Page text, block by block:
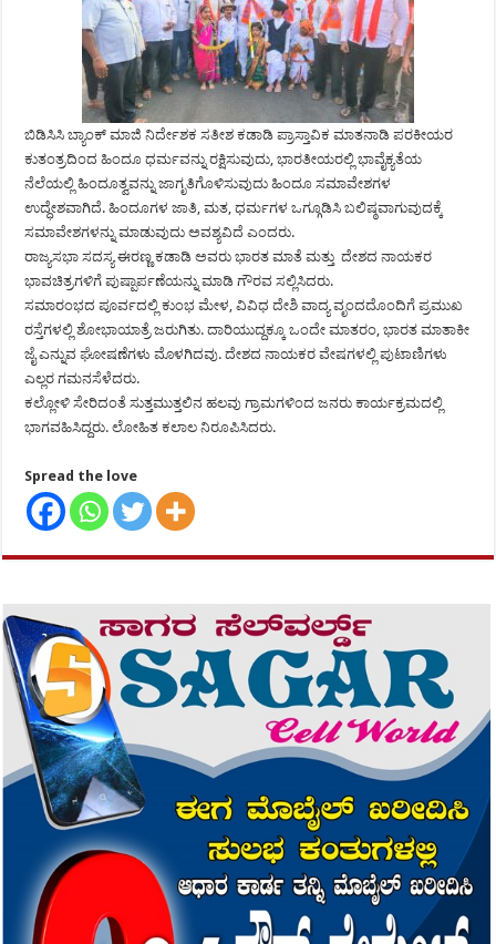
ಬಿಡಿಸಿಸಿ ಬ್ಯಾಂಕ್‌ ಮಾಜಿ ನಿರ್ದೇಶಕ ಸತೀಶ ಕಡಾಡಿ ಪ್ರಾಸ್ತಾವಿಕ ಮಾತನಾಡಿ ಪರಕೀಯರ
ಕುತಂತ್ರದಿಂದ ಹಿಂದೂ ಧರ್ಮವನ್ನು ರಕ್ಷಿಸುವುದು, ಭಾರತೀಯರಲ್ಲಿ ಭಾವೈಕ್ಯತೆಯ
ನೆಲೆಯಲ್ಲಿ ಹಿಂದೂತ್ವವನ್ನು ಜಾಗೃತಿಗೊಳಿಸುವುದು ಹಿಂದೂ ಸಮಾವೇಶಗಳ
ಉದ್ಧೇಶವಾಗಿದೆ. ಹಿಂದೂಗಳ ಜಾತಿ, ಮತ, ಧರ್ಮಗಳ ಒಗ್ಗೂಡಿಸಿ ಬಲಿಷ್ಠವಾಗುವುದಕ್ಕೆ
ಸಮಾವೇಶಗಳನ್ನು ಮಾಡುವುದು ಅವಶ್ಯವಿದೆ ಎಂದರು.
ರಾಜ್ಯಸಭಾ ಸದಸ್ಯ ಈರಣ್ಣ ಕಡಾಡಿ ಅವರು ಭಾರತ ಮಾತೆ ಮತ್ತು ದೇಶದ ನಾಯಕರ
ಭಾವಚಿತ್ರಗಳಿಗೆ ಪುಷ್ಪಾರ್ಪಣೆಯನ್ನು ಮಾಡಿ ಗೌರವ ಸಲ್ಲಿಸಿದರು.
ಸಮಾರಂಭದ ಪೂರ್ವದಲ್ಲಿ ಕುಂಭ ಮೇಳ, ವಿವಿಧ ದೇಶಿ ವಾದ್ಯ ವೃಂದದೊಂದಿಗೆ ಪ್ರಮುಖ
ರಸ್ತೆಗಳಲ್ಲಿ ಶೋಭಾಯಾತ್ರೆ ಜರುಗಿತು. ದಾರಿಯುದ್ದಕ್ಕೂ ಒಂದೇ ಮಾತರಂ, ಭಾರತ ಮಾತಾಕೀ
ಜೈ ಎನ್ನುವ ಘೋಷಣೆಗಳು ಮೊಳಗಿದವು. ದೇಶದ ನಾಯಕರ ವೇಷಗಳಲ್ಲಿ ಪುಟಾಣಿಗಳು
ಎಲ್ಲರ ಗಮನಸೆಳೆದರು.
ಕಲ್ಲೋಳಿ ಸೇರಿದಂತೆ ಸುತ್ತಮುತ್ತಲಿನ ಹಲವು ಗ್ರಾಮಗಳಿಂದ ಜನರು ಕಾರ್ಯಕ್ರಮದಲ್ಲಿ
ಭಾಗವಹಿಸಿದ್ದರು. ಲೋಹಿತ ಕಲಾಲ ನಿರೂಪಿಸಿದರು.
Spread the love